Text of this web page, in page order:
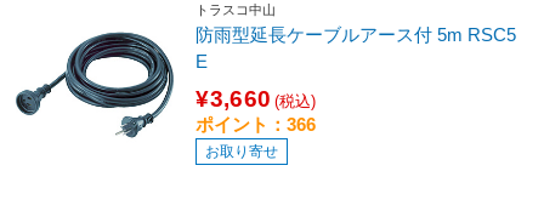
トラスコ中山
防雨型延長ケーブルアース付 5m RSC5
E
¥3,660 (税込)
ポイント：366
お取り寄せ